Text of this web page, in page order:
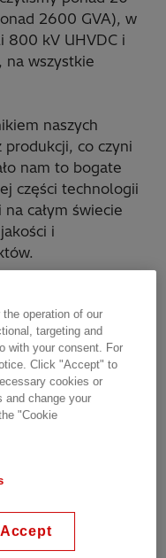
2600 GVA), w
800 kV UHVDC i
na wszystkie
naszych
produkcji, co czyni
nam to bogate
części technologii
całym świecie
i
wynik w
między
(od wyceny
operation of our
targeting and
with your consent. For
Click "Accept" to
cookies or
and change your
"Cookie
Accept